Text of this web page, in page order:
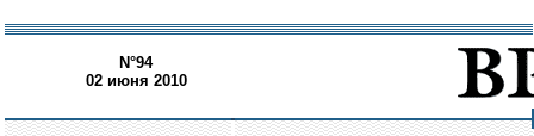
N°94
02 июня 2010